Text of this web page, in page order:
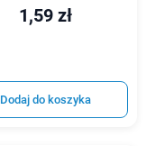
1,59 zł
Dodaj do koszyka